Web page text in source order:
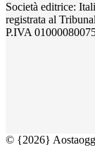
Società editrice:
registrata al
P.IVA
© {2026}